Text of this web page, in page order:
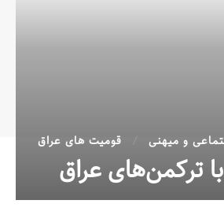
و میهنی قومیت های عراق
ترکمن‌‌های عراق